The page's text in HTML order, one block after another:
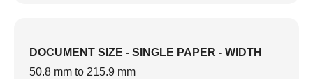
DOCUMENT SIZE - SINGLE PAPER - WIDTH
50.8 mm to 215.9 mm